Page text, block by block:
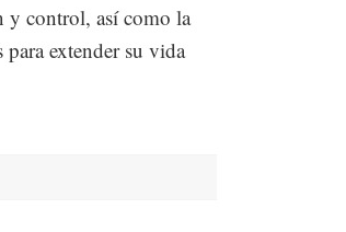
y control, así como la
extender su vida